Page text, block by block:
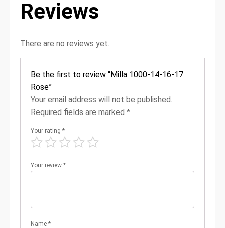
Reviews
There are no reviews yet.
Be the first to review “Milla 1000-14-16-17
Rose”
Your email address will not be published.
Required fields are marked *
Your rating *
Your review *
Name *